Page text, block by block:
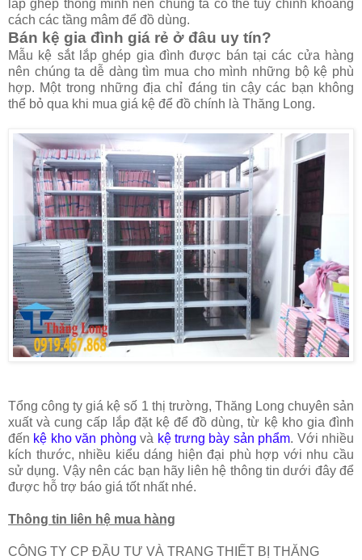
lắp ghép thông minh nên chúng ta có thể tùy chỉnh khoảng
cách các tầng mâm để đồ dùng.
Bán kệ gia đình giá rẻ ở đâu uy tín?
Mẫu kệ sắt lắp ghép gia đình được bán tại các cửa hàng
nên chúng ta dễ dàng tìm mua cho mình những bộ kệ phù
hợp. Một trong những địa chỉ đáng tin cậy các bạn không
thể bỏ qua khi mua giá kệ để đồ chính là Thăng Long.
Tổng công ty giá kệ số 1 thị trường, Thăng Long chuyên sản
xuất và cung cấp lắp đặt kệ để đồ dùng, từ kệ kho gia đình
đến kệ kho văn phòng và kệ trưng bày sản phẩm. Với nhiều
kích thước, nhiều kiểu dáng hiện đại phù hợp với nhu cầu
sử dụng. Vậy nên các bạn hãy liên hệ thông tin dưới đây để
được hỗ trợ báo giá tốt nhất nhé.
Thông tin liên hệ mua hàng
CÔNG TY CP ĐẦU TƯ VÀ TRANG THIẾT BỊ THĂNG